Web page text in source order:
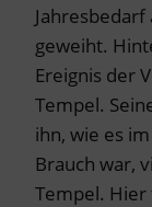
geweiht.
Ereignis der
Tempel.
ihn, wie es
Brauch war,
Tempel.